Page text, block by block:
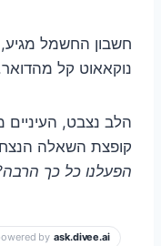
חשבון החשמל
נוקאאוט קל
הלב נצבט, העיניים
קופצת השאלה
הפעלנו כל כך